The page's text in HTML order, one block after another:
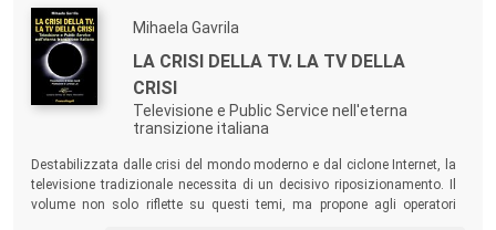
Mihaela Gavrila
LA CRISI DELLA TV. LA TV DELLA
CRISI
Televisione e Public Service nell'eterna
transizione italiana
Destabilizzata dalle crisi del mondo moderno e dal ciclone Internet, la
televisione tradizionale necessita di un decisivo riposizionamento. Il
volume non solo riflette su questi temi, ma propone agli operatori